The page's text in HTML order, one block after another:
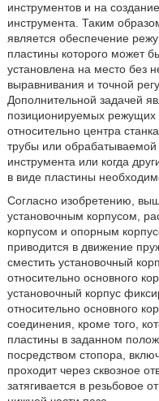
инструментов и на
инструмента. Таким
является обеспечение
пластины которого может
установлена на место без
выравнивания и точной
Дополнительной задачей
позиционируемых
относительно центра
трубы или обрабатываемой
инструмента или когда
в виде пластины
Согласно изобретению,
установочным корпусом,
корпусом и опорным
приводится в движение
сместить установочный
относительно основного
установочный корпус
относительно основного
соединения, кроме того,
пластины в заданном
посредством стопора,
проходит через сквозное
затягивается в резьбовое